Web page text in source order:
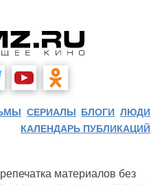
СЕРИАЛЫ БЛОГИ ЛЮДИ
КАЛЕНДАРЬ ПУБЛИКАЦИЙ
материалов без